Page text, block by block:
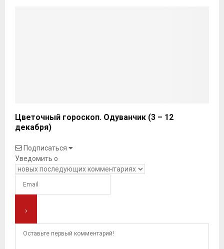
Цветочный гороскоп. Одуванчик (3 – 12
декабря)
Подписаться
Уведомить о